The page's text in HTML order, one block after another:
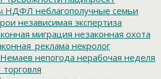
НДФЛ неблагополучные семьи
независимая экспертиза
миграция незаконная охота
некролог
Немаев непогода нерабочая неделя